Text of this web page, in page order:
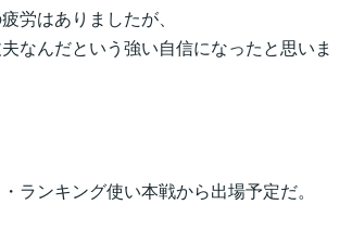
労はありましたが、
なんだという強い自信になったと思いま
ランキング使い本戦から出場予定だ。